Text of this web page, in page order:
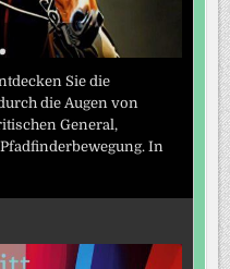
Sie die
die Augen von
General,
In